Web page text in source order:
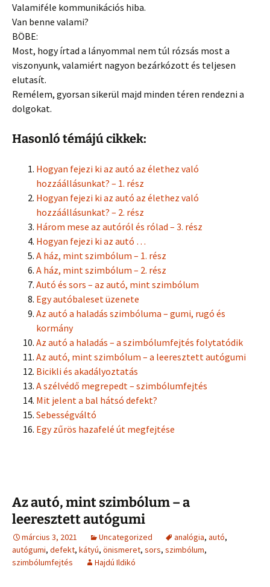
Valamiféle kommunikációs hiba.
Van benne valami?
BÖBE:
Most, hogy írtad a lányommal nem túl rózsás most a
viszonyunk, valamiért nagyon bezárkózott és teljesen
elutasít.
Remélem, gyorsan sikerül majd minden téren rendezni a
dolgokat.
Hasonló témájú cikkek:
Hogyan fejezi ki az autó az élethez való
hozzáállásunkat? – 1. rész
Hogyan fejezi ki az autó az élethez való
hozzáállásunkat? – 2. rész
Három mese az autóról és rólad – 3. rész
Hogyan fejezi ki az autó …
A ház, mint szimbólum – 1. rész
A ház, mint szimbólum – 2. rész
Autó és sors – az autó, mint szimbólum
Egy autóbaleset üzenete
Az autó a haladás szimbóluma – gumi, rugó és
kormány
Az autó a haladás – a szimbólumfejtés folytatódik
Az autó, mint szimbólum – a leeresztett autógumi
Bicikli és akadályoztatás
A szélvédő megrepedt – szimbólumfejtés
Mit jelent a bal hátsó defekt?
Sebességváltó
Egy zűrös hazafelé út megfejtése
Az autó, mint szimbólum – a
leeresztett autógumi
március 3, 2021 Uncategorized analógia, autó,
autógumi, defekt, kátyú, önismeret, sors, szimbólum,
szimbólumfejtés
Hajdú Ildikó